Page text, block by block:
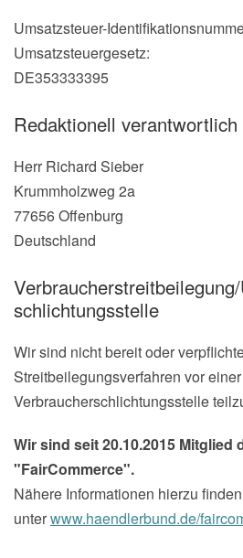
Umsatzsteuer-
Umsatzsteuergesetz:
DE353333395
Redaktionell verantwortlich
Herr Richard Sieber
Krummholzweg 2a
77656 Offenburg
Deutschland
schlichtungs­stelle
Wir sind nicht bereit oder
Streitbeilegungsverfahren vor einer
Verbraucherschlichtungsstelle
Wir sind seit20.10.2015 Mitglied
"FairCommerce".
Nähere Informationen hierzu
unterwww.haendlerbund.de/